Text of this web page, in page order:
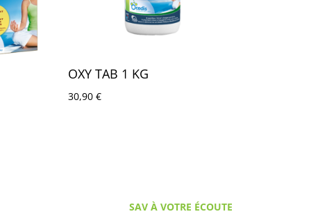
OXY TAB 1 KG
30,90€
SAV À VOTRE ÉCOUTE